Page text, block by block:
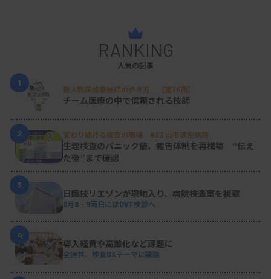
RANKING
人気の記事
1
新人臨床検査技師の歩き方 ［第16回］
チーム医療の中で信頼される技師
2 変わり続ける検査の現場 #32 山形済生病院
生理検査のパニック値、報告体制を再構築 “伝え
た後”まで確認
3
日臨技リエゾンが現地入り、病院検査室を視察
8月8・9両日にはDVT検診へ
4
導入経費や高齢化など課題に
全医共、検査DXテーマに議論